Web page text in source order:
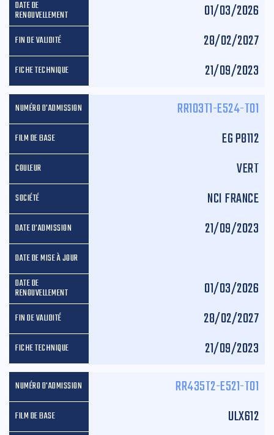
01/03/2026
28/02/2027
21/09/2023
RR103T1-E524-T01
EG P8112
VERT
NCI FRANCE
21/09/2023
01/03/2026
28/02/2027
21/09/2023
RR435T2-E521-T01
ULX612